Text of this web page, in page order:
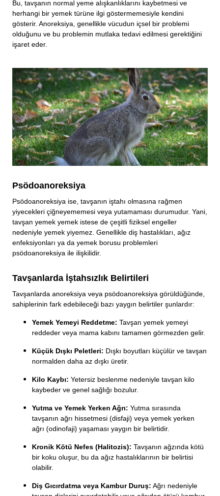
Bu, tavşanın normal yeme alışkanlıklarını kaybetmesi ve
herhangi bir yemek türüne ilgi göstermemesiyle kendini
gösterir. Anoreksiya, genellikle vücudun içsel bir problemi
olduğunu ve bu problemin mutlaka tedavi edilmesi gerektiğini
işaret eder.
Psödoanoreksiya
Psödoanoreksiya ise, tavşanın iştahı olmasına rağmen
yiyecekleri çiğneyememesi veya yutamaması durumudur. Yani,
tavşan yemek yemek istese de çeşitli fiziksel engeller
nedeniyle yemek yiyemez. Genellikle diş hastalıkları, ağız
enfeksiyonları ya da yemek borusu problemleri
psödoanoreksiya ile ilişkilidir.
Tavşanlarda İştahsızlık Belirtileri
Tavşanlarda anoreksiya veya psödoanoreksiya görüldüğünde,
sahiplerinin fark edebileceği bazı yaygın belirtiler şunlardır:
Yemek Yemeyi Reddetme: Tavşan yemek yemeyi
reddeder veya mama kabını tamamen görmezden gelir.
Küçük Dışkı Peletleri: Dışkı boyutları küçülür ve tavşan
normalden daha az dışkı üretir.
Kilo Kaybı: Yetersiz beslenme nedeniyle tavşan kilo
kaybeder ve genel sağlığı bozulur.
Yutma ve Yemek Yerken Ağrı: Yutma sırasında
tavşanın ağrı hissetmesi (disfaji) veya yemek yerken
ağrı (odinofaji) yaşaması yaygın bir belirtidir.
Kronik Kötü Nefes (Halitozis): Tavşanın ağzında kötü
bir koku oluşur, bu da ağız hastalıklarının bir belirtisi
olabilir.
Diş Gıcırdatma veya Kambur Duruş: Ağrı nedeniyle